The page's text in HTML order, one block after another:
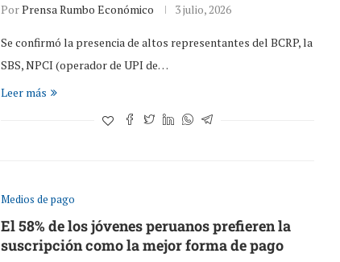
PorPrensa Rumbo Económico 3 julio, 2026
Se confirmó la presencia de altos representantes del BCRP, la
SBS, NPCI (operador de UPI de…
Leer más
Medios de pago
El 58% de los jóvenes peruanos prefieren la
suscripción como la mejor forma de pago